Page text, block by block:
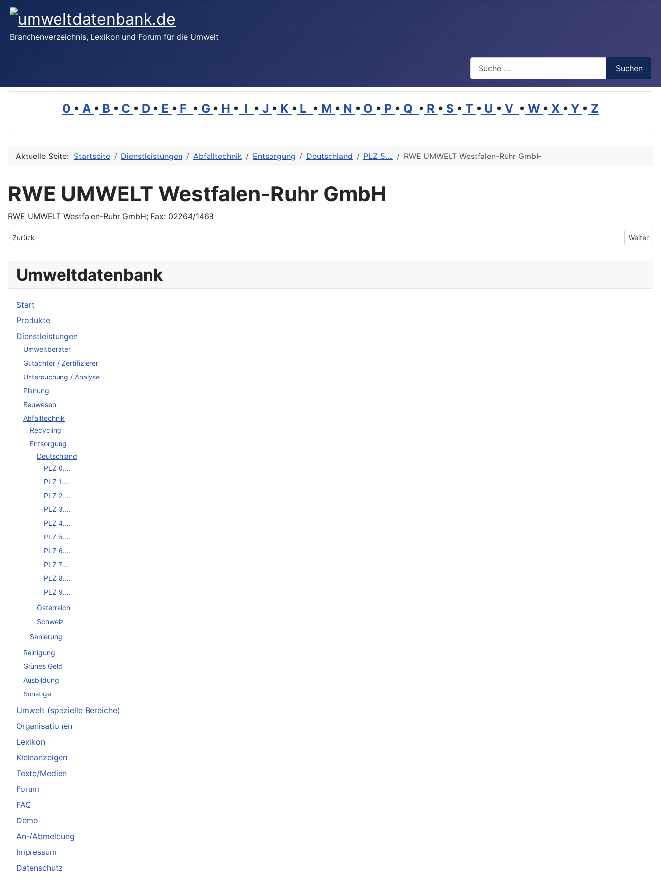
Branchenverzeichnis, Lexikon und Forum für die Umwelt
Suchen
0 • A • B • C • D • E • F • G • H • I • J • K • L • M • N • O • P • Q • R • S • T • U • V • W • X • Y • Z
Aktuelle Seite: Startseite Dienstleistungen Abfalltechnik Entsorgung Deutschland PLZ 5.... RWE UMWELT Westfalen-Ruhr GmbH
RWE UMWELT Westfalen-Ruhr GmbH
RWE UMWELT Westfalen-Ruhr GmbH; Fax: 02264/1468
Vorheriger Beitrag: RWE UMWELT Westfalen-Ruhr GmbH
Zurück Nächster
Weiter
Umweltdatenbank
Start
Produkte
Dienstleistungen
Umweltberater
Gutachter / Zertifizierer
Untersuchung / Analyse
Planung
Bauwesen
Abfalltechnik
Recycling
Entsorgung
Deutschland
PLZ 0....
PLZ 1....
PLZ 2....
PLZ 3....
PLZ 4....
PLZ 5....
PLZ 6....
PLZ 7....
PLZ 8....
PLZ 9....
Österreich
Schweiz
Sanierung
Reinigung
Grünes Geld
Ausbildung
Sonstige
Umwelt (spezielle Bereiche)
Organisationen
Lexikon
Kleinanzeigen
Texte/Medien
Forum
FAQ
Demo
An-/Abmeldung
Impressum
Datenschutz